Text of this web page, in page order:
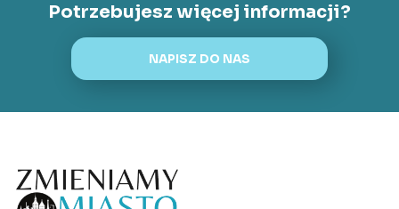
Potrzebujesz więcej informacji?
NAPISZ DO NAS